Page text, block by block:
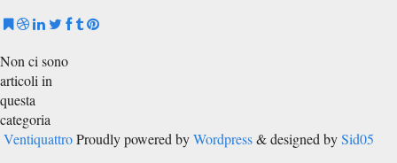
Non ci sono
articoli in
questa
categoria
Ventiquattro Proudly powered byWordpress& designed bySid05